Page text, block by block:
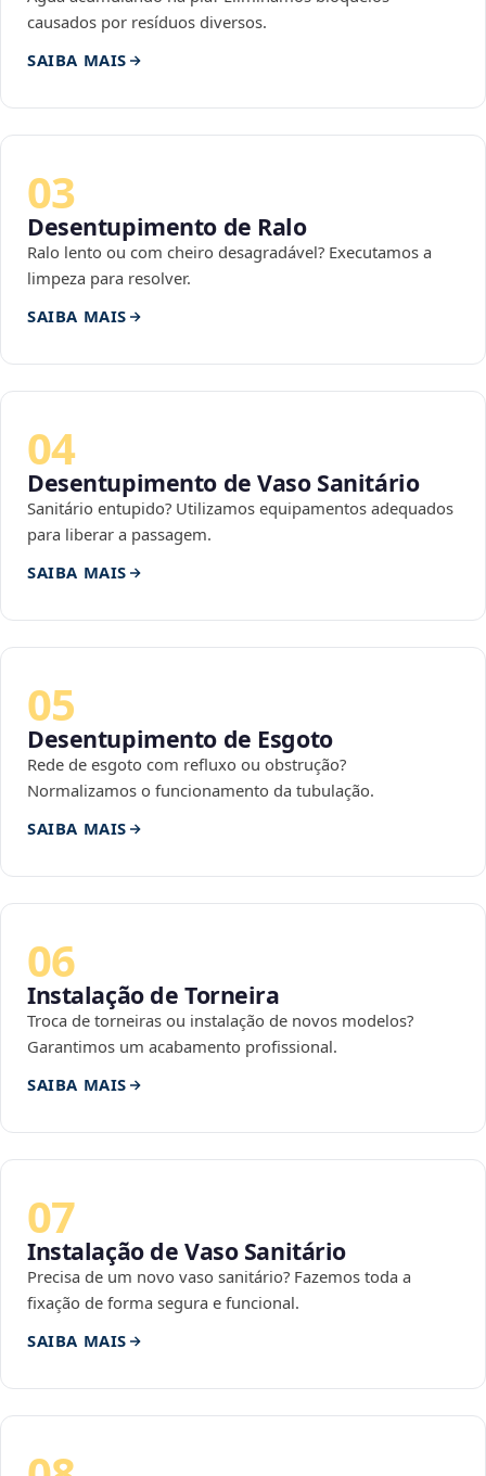
causados por resíduos diversos.
SAIBA MAIS
03
Desentupimento de Ralo
Ralo lento ou com cheiro desagradável? Executamos a
limpeza para resolver.
SAIBA MAIS
04
Desentupimento de Vaso Sanitário
Sanitário entupido? Utilizamos equipamentos adequados
para liberar a passagem.
SAIBA MAIS
05
Desentupimento de Esgoto
Rede de esgoto com refluxo ou obstrução?
Normalizamos o funcionamento da tubulação.
SAIBA MAIS
06
Instalação de Torneira
Troca de torneiras ou instalação de novos modelos?
Garantimos um acabamento profissional.
SAIBA MAIS
07
Instalação de Vaso Sanitário
Precisa de um novo vaso sanitário? Fazemos toda a
fixação de forma segura e funcional.
SAIBA MAIS